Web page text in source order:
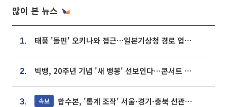
많이 본 뉴스
1. 태풍 '돌핀' 오키나와 접근…일본기상청 경로 업데이트
2. 빅뱅, 20주년 기념 '새 뱅봉' 선보인다⋯콘서트 앞두고 팝업 개최
3. 속보 합수본, '통계 조작' 서울·경기·충북 선관위 등 추가 압수수색